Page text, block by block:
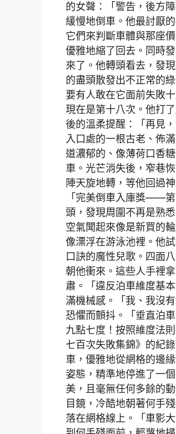
的女聲：「警告，後方
緩慢地倒車。他最討厭
它們來判斷車體與那座
優雅地縮了回去。同時
來了。他轉頭看去，發
的盡頭散發出不正常的
要有人敢在它面前失敗
現在是第十八次。他打了
後的溫柔提醒：「再見
入口處的一根古老、佈
道濃郁的、像薄荷口香
車。光芒消失後，窄巷
陣天旋地轉，等他回過
「完美倒車入庫獎——
頭，發現周圍不再是熟
空氣聞起來像是新買的
像漂浮在游泳池裡。他
口訣的魔性兒歌。四面
朝他衝來。這些人手裡
肅。「違反泊車維度基
滿機械感。「我、我沒
恐懼而顫抖。「垂直泊
九點七度！按照維度法
七百次失敗集錦》的紀
車，優雅地從網格的邊
姿態，精準地停進了一
美，且毫無任何多餘的
目鏡，冷酷地朝著何手
落在網格線上。「車影